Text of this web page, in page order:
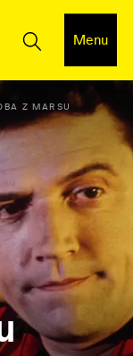
Menu
Z MARSU